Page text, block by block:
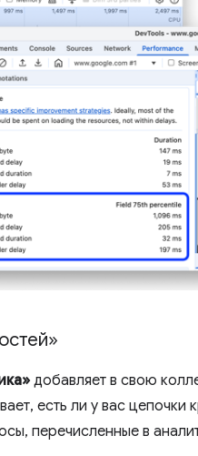
добавляет в свою
есть ли у вас цепочки
перечисленные в